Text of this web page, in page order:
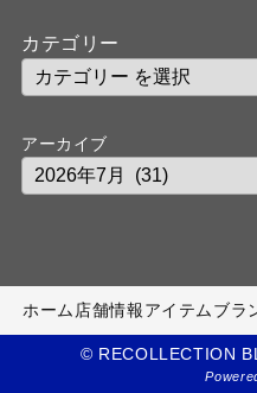
カテゴリー
アーカイブ
ホーム 店舗情報アイテムブラ
© RECOLLECTION